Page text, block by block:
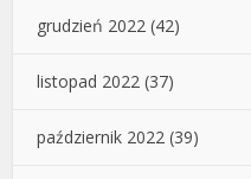
grudzień 2022 (42)
listopad 2022 (37)
październik 2022 (39)